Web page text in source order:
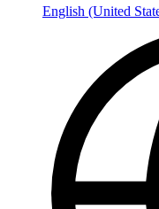
English (United